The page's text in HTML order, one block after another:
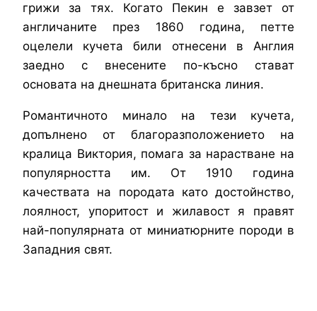
грижи за тях. Когато Пекин е завзет от
англичаните през 1860 година, петте
оцелели кучета били отнесени в Англия
заедно с внесените по-късно стават
основата на днешната британска линия.
Романтичното минало на тези кучета,
допълнено от благоразположението на
кралица Виктория, помага за нарастване на
популярността им. От 1910 година
качествата на породата като достойнство,
лоялност, упоритост и жилавост я правят
най-популярната от миниатюрните породи в
Западния свят.